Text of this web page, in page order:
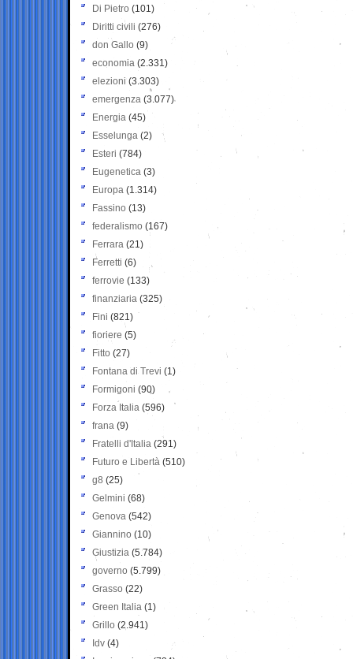
Di Pietro (101)
Diritti civili (276)
don Gallo (9)
economia (2.331)
elezioni (3.303)
emergenza (3.077)
Energia (45)
Esselunga (2)
Esteri (784)
Eugenetica (3)
Europa (1.314)
Fassino (13)
federalismo (167)
Ferrara (21)
Ferretti (6)
ferrovie (133)
finanziaria (325)
Fini (821)
fioriere (5)
Fitto (27)
Fontana di Trevi (1)
Formigoni (90)
Forza Italia (596)
frana (9)
Fratelli d'Italia (291)
Futuro e Libertà (510)
g8 (25)
Gelmini (68)
Genova (542)
Giannino (10)
Giustizia (5.784)
governo (5.799)
Grasso (22)
Green Italia (1)
Grillo (2.941)
Idv (4)